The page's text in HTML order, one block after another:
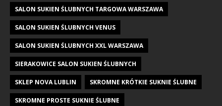
SALON SUKIEN ŚLUBNYCH TARGOWA WARSZAWA
SALON SUKIEN ŚLUBNYCH VENUS
SALON SUKIEN ŚLUBNYCH XXL WARSZAWA
SIERAKOWICE SALON SUKIEN ŚLUBNYCH
SKLEP NOVA LUBLIN SKROMNE KRÓTKIE SUKNIE ŚLUBNE
SKROMNE PROSTE SUKNIE ŚLUBNE